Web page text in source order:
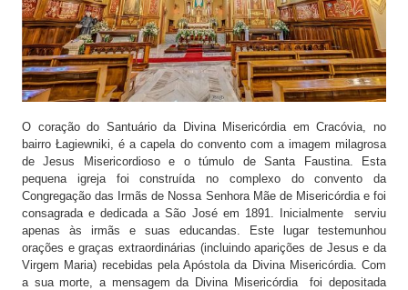
As peregrinações papais
Peregrinos
Apostolado
Casa de Santa Faustina
Expansão
Mapa e como chegar
Contato
O coração do Santuário da Divina Misericórdia em Cracóvia, no
bairro Łagiewniki, é a capela do convento com a imagem milagrosa
de Jesus Misericordioso e o túmulo de Santa Faustina. Esta
pequena igreja foi construída no complexo do convento da
Congregação das Irmãs de Nossa Senhora Mãe de Misericórdia e foi
consagrada e dedicada a São José em 1891. Inicialmente serviu
apenas às irmãs e suas educandas. Este lugar testemunhou
orações e graças extraordinárias (incluindo aparições de Jesus e da
Virgem Maria) recebidas pela Apóstola da Divina Misericórdia. Com
a sua morte, a mensagem da Divina Misericórdia foi depositada